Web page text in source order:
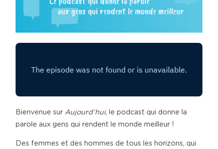
Bienvenue sur Aujourd’hui, le podcast qui donne la
parole aux gens qui rendent le monde meilleur !
Des femmes et des hommes de tous les horizons, qui